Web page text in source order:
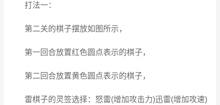
打法一：
第二关的棋子摆放如图所示，
第一回合放置红色圆点表示的棋子，
第二回合放置黄色圆点表示的棋子，
雷棋子的灵签选择：怒雷(增加攻击力)迅雷(增加攻速)